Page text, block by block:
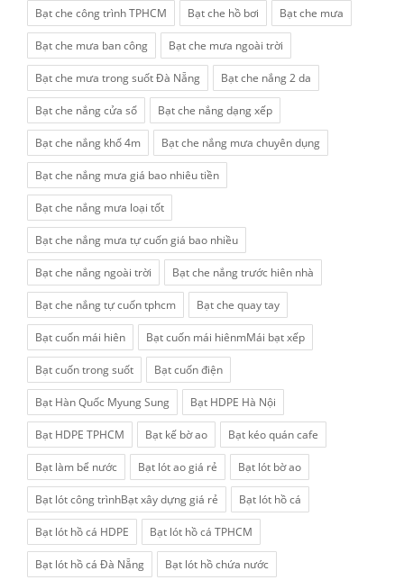
Bạt che công trình TPHCM Bạt che hồ bơi Bạt che mưa
Bạt che mưa ban công Bạt che mưa ngoài trời
Bạt che mưa trong suốt Đà Nẵng Bạt che nắng 2 da
Bạt che nắng cửa sổ Bạt che nắng dạng xếp
Bạt che nắng khổ 4m Bạt che nắng mưa chuyên dụng
Bạt che nắng mưa giá bao nhiêu tiền
Bạt che nắng mưa loại tốt
Bạt che nắng mưa tự cuốn giá bao nhiều
Bạt che nắng ngoài trời Bạt che nắng trước hiên nhà
Bạt che nắng tự cuốn tphcm Bạt che quay tay
Bạt cuốn mái hiên Bạt cuốn mái hiênmMái bạt xếp
Bạt cuốn trong suốt Bạt cuốn điện
Bạt Hàn Quốc Myung Sung Bạt HDPE Hà Nội
Bạt HDPE TPHCM Bạt kế bờ ao Bạt kéo quán cafe
Bạt làm bể nước Bạt lót ao giá rẻ Bạt lót bờ ao
Bạt lót công trìnhBạt xây dựng giá rẻ Bạt lót hồ cá
Bạt lót hồ cá HDPE Bạt lót hồ cá TPHCM
Bạt lót hồ cá Đà Nẵng Bạt lót hồ chứa nước